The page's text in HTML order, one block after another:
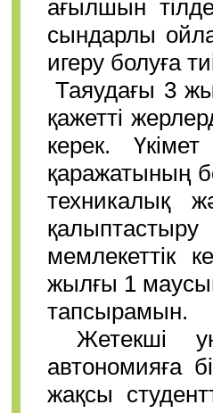
ағылшын
сындарлы
игеру болуға
Таяудағы 3
қажетті
керек.
қаражатының
техникалық
мемлекеттік
жылғы 1
тапсырамын.
Жетекші
автономияға
жақсы